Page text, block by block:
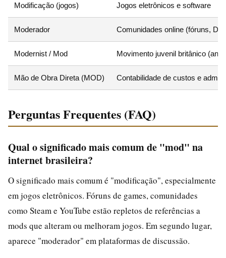
Modificação (jogos) Jogos eletrônicos e software
Moderador Comunidades online (fóruns,
Modernist / Mod Movimento juvenil britânico
Mão de Obra Direta (MOD) Contabilidade de custos e
Perguntas Frequentes (FAQ)
Qual o significado mais comum de "mod" na
internet brasileira?
O significado mais comum é "modificação", especialmente
em jogos eletrônicos. Fóruns de games, comunidades
como Steam e YouTube estão repletos de referências a
mods que alteram ou melhoram jogos. Em segundo lugar,
aparece "moderador" em plataformas de discussão.